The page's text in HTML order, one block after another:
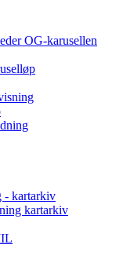
OG-karusellen
- kartarkiv
kartarkiv